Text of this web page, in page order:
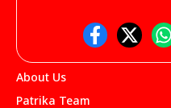
About Us
Patrika Team